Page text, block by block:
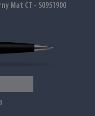
Mat CT - S0951900